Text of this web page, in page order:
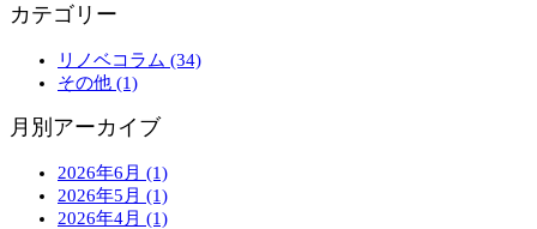
カテゴリー
リノベコラム (34)
その他 (1)
月別アーカイブ
2026年6月 (1)
2026年5月 (1)
2026年4月 (1)